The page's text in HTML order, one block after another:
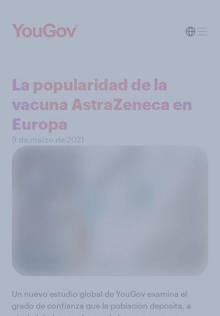
La popularidad de la
vacuna AstraZeneca en
Europa
9 de marzo de 2021
Un nuevo estudio global de YouGov examina el
grado de confianza que la población deposita, a